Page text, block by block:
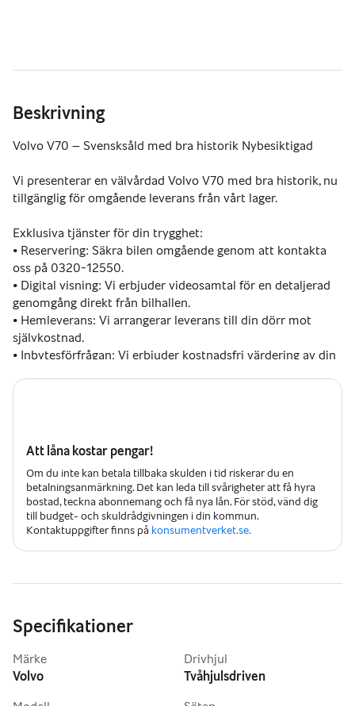
Beskrivning
Volvo V70 – Svensksåld med bra historik Nybesiktigad
Vi presenterar en välvårdad Volvo V70 med bra historik, nu
tillgänglig för omgående leverans från vårt lager.
Exklusiva tjänster för din trygghet:
• Reservering: Säkra bilen omgående genom att kontakta
oss på 0320-12550.
• Digital visning: Vi erbjuder videosamtal för en detaljerad
genomgång direkt från bilhallen.
• Hemleverans: Vi arrangerar leverans till din dörr mot
självkostnad.
• Inbytesförfrågan: Vi erbjuder kostnadsfri värdering av din
• Hämtningsservice: Vi möter dig vid flygplats eller
kontant.
• Export: Worldwide shipping available – we assist with all
export documentation.
- Gothia Motors Trygghetspaket-
För ett bekymmersfritt ägande kan du teckna våra
omfattande garanticertifikat (6–36 månader). Garantin
oförutsedda reparationskostnader. Vid leverans ingår
med Länsförsäkringar.
Vårt lager omsätts snabbt – kontakta oss på Gothia Motor
idag för att boka en visning eller reservera bilen.
Att låna kostar pengar!
Om du inte kan betala tillbaka skulden i tid riskerar du en
betalningsanmärkning. Det kan leda till svårigheter att få hyra
bostad, teckna abonnemang och få nya lån. För stöd, vänd dig
till budget- och skuldrådgivningen i din kommun.
Kontaktuppgifter finns på konsumentverket.se.
Specifikationer
Märke
Volvo
Drivhjul
Tvåhjulsdriven